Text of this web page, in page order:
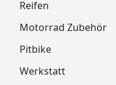
Reifen
Motorrad Zubehör
Pitbike
Werkstatt